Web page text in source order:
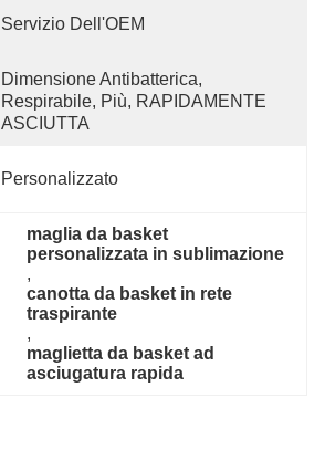
Servizio Dell'OEM
Dimensione Antibatterica,
Respirabile, Più, RAPIDAMENTE
ASCIUTTA
Personalizzato
maglia da basket
personalizzata in sublimazione
,
canotta da basket in rete
traspirante
,
maglietta da basket ad
asciugatura rapida